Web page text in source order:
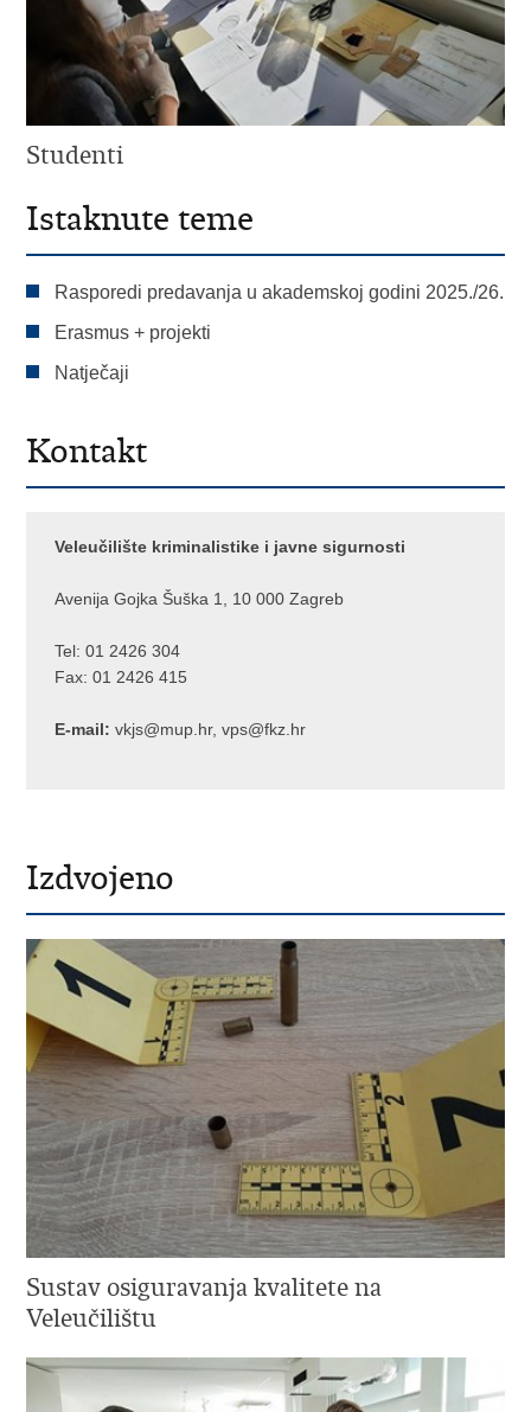
Studenti
Istaknute teme
Rasporedi predavanja u akademskoj godini 2025./26.
Erasmus + projekti
Natječaji
Kontakt
Veleučilište kriminalistike i javne sigurnosti
Avenija Gojka Šuška 1, 10 000 Zagreb
Tel:01 2426 304
Fax: 01 2426 415
E-mail: vkjs@mup.hr,vps@fkz.hr
Izdvojeno
Sustav osiguravanja kvalitete na
Veleučilištu